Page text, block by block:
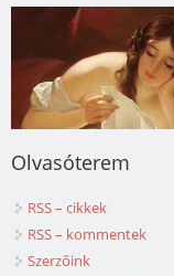
Olvasóterem
RSS – cikkek
RSS – kommentek
Szerzőink